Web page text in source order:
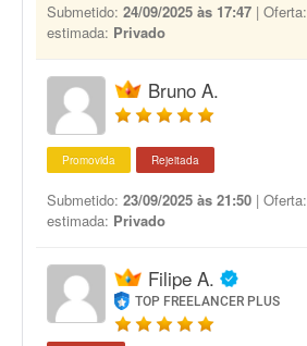
Submetido: 24/09/2025 às 17:47 | Oferta:
estimada: Privado
Bruno A.
Promovida Rejeitada
Submetido: 23/09/2025 às 21:50 | Oferta:
estimada: Privado
Filipe A.
TOP FREELANCER PLUS